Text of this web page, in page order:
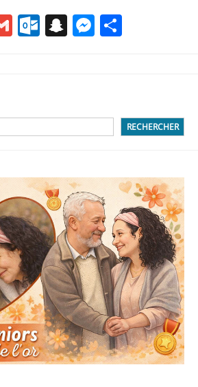
GmailOutlook.com
Snapchat
RECHERCHER